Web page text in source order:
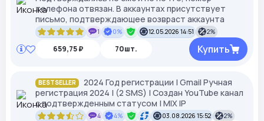
телефона отвязан. В аккаунтах присутствует
письмо, подтверждающее возвраст аккаунта
1 0% 12.05.2026 14:51 2%
659,75 ₽ 70шт. Купить
BESTSELLER
2024 Год регистрации | Gmail Ручная
регистрация 2024 | (2 SMS) | Создан YouTube канал
с подтвержденным статусом | MIX IP
4 4% 03.08.2026 15:52 2%